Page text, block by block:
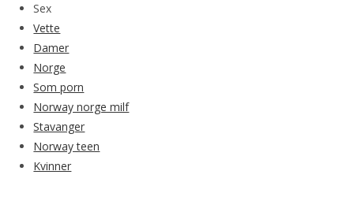
Sex
Vette
Damer
Norge
Som porn
Norway norge milf
Stavanger
Norway teen
Kvinner